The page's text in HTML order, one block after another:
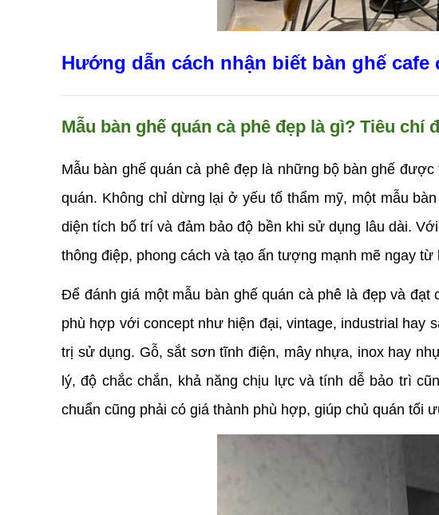
Hướng dẫn cách nhận biết bàn ghế cafe
Mẫu bàn ghế quán cà phê đẹp là gì? Tiêu chí
Mẫu bàn ghế quán cà phê đẹp là những bộ bàn ghế
quán. Không chỉ dừng lại ở yếu tố thẩm mỹ, một mẫu
diện tích bố trí và đảm bảo độ bền khi sử dụng lâu dài.
thông điệp, phong cách và tạo ấn tượng mạnh mẽ ngay từ
Để đánh giá một mẫu bàn ghế quán cà phê là đẹp và
phù hợp với concept như hiện đại, vintage, industrial hay
trị sử dụng. Gỗ, sắt sơn tĩnh điện, mây nhựa, inox hay
lý, độ chắc chắn, khả năng chịu lực và tính dễ bảo trì
chuẩn cũng phải có giá thành phù hợp, giúp chủ quán